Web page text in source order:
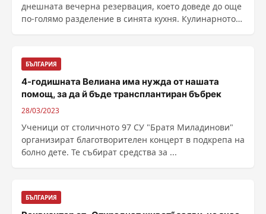
днешната вечерна резервация, което доведе до още
по-голямо разделение в синята кухня. Кулинарното
БЪЛГАРИЯ
4-годишната Велиана има нужда от нашата
помощ, за да й бъде трансплантиран бъбрек
28/03/2023
Ученици от столичното 97 СУ "Братя Миладинови"
организират благотворителен концерт в подкрепа на
болно дете. Те събират средства за ...
БЪЛГАРИЯ